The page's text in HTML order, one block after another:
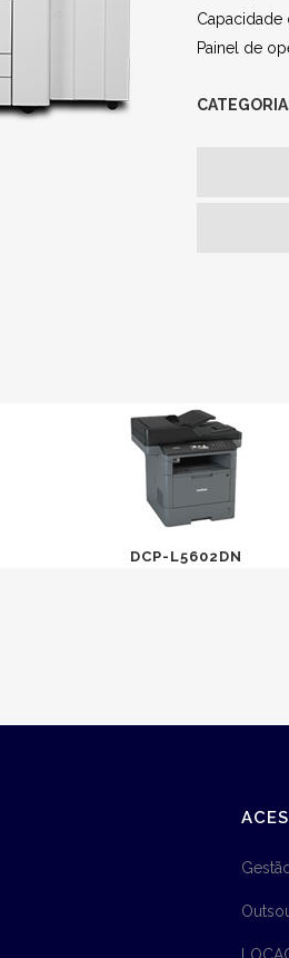
Capacidade
Painel de
DCP-L5602DN